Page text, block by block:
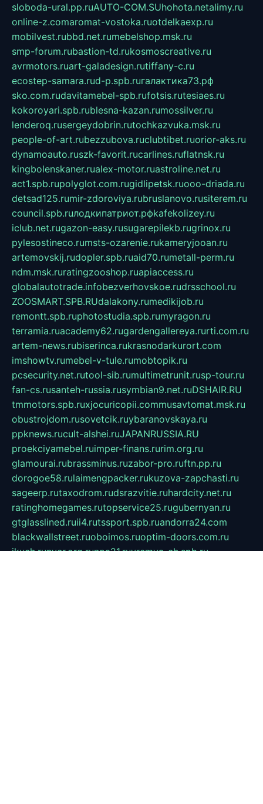
sloboda-ural.pp.ruAUTO-COM.SUhohota.netalimy.ru
online-z.comaromat-vostoka.ruotdelkaexp.ru
mobilvest.rubbd.net.rumebelshop.msk.ru
smp-forum.rubastion-td.rukosmoscreative.ru
avrmotors.ruart-galadesign.rutiffany-c.ru
ecostep-samara.rud-p.spb.ruгалактика73.рф
sko.com.rudavitamebel-spb.rufotsis.rutesiaes.ru
kokoroyari.spb.rublesna-kazan.rumossilver.ru
lenderoq.rusergeydobrin.rutochkazvuka.msk.ru
people-of-art.rubezzubova.ruclubtibet.ruorior-aks.ru
dynamoauto.ruszk-favorit.rucarlines.ruflatnsk.ru
kingbolenskaner.rualex-motor.ruastroline.net.ru
act1.spb.rupolyglot.com.rugidlipetsk.ruooo-driada.ru
detsad125.rumir-zdoroviya.rubruslanovo.rusiterem.ru
council.spb.ruлодкипатриот.рфkafekolizey.ru
iclub.net.rugazon-easy.rusugarepilekb.rugrinox.ru
pylesostineco.rumsts-ozarenie.rukameryjooan.ru
artemovskij.rudopler.spb.ruaid70.rumetall-perm.ru
ndm.msk.ruratingzooshop.ruapiaccess.ru
globalautotrade.infobezverhovskoe.rudrsschool.ru
ZOOSMART.SPB.RUdalakony.rumedikijob.ru
remontt.spb.ruphotostudia.spb.rumyragon.ru
terramia.ruacademy62.rugardengallereya.rurti.com.ru
artem-news.rubiserinca.rukrasnodarkurort.com
imshowtv.rumebel-v-tule.rumobtopik.ru
pcsecurity.net.rutool-sib.rumultimetrunit.rusp-tour.ru
fan-cs.rusanteh-russia.rusymbian9.net.ruDSHAIR.RU
tmmotors.spb.ruxjocuricopii.commusavtomat.msk.ru
obustrojdom.rusovetcik.ruybaranovskaya.ru
ppknews.rucult-alshei.ruJAPANRUSSIA.RU
proekciyamebel.ruimper-finans.rurim.org.ru
glamourai.rubrassminus.ruzabor-pro.ruftn.pp.ru
dorogoe58.rulaimengpacker.rukuzova-zapchasti.ru
sageerp.rutaxodrom.rudsrazvitie.ruhardcity.net.ru
ratinghomegames.rutopservice25.rugubernyan.ru
gtglasslined.ruii4.rutssport.spb.ruandorra24.com
blackwallstreet.ruoboimos.ruoptim-doors.com.ru
ikuch.runycr.org.runpa21.ruvremya-ch.spb.ru